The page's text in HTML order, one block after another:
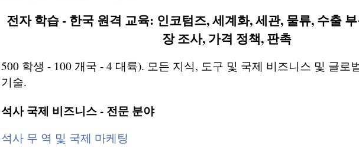
전자 학습 - 한국 원격 교육: 인코텀즈, 세계화, 세관, 물류, 수출
장 조사, 가격 정책, 판촉
500 학생 - 100 개국 - 4 대륙). 모든 지식, 도구 및 국제 비즈니스 및 글로
기술.
석사 국제 비즈니스 - 전문 분야
석사 무 역 및 국제 마케팅